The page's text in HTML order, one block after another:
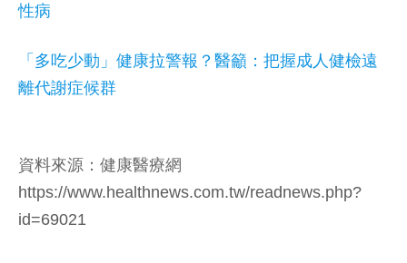
性病
「多吃少動」健康拉警報？醫籲：把握成人健檢遠
離代謝症候群
資料來源：健康醫療網
https://www.healthnews.com.tw/readnews.php?
id=69021